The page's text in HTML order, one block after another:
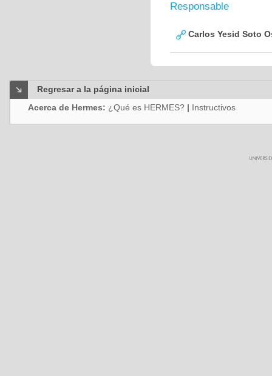
Responsable
Carlos Yesid Soto
Regresar a la página inicial
Acerca de Hermes: ¿Qué es HERMES? | Instructivos